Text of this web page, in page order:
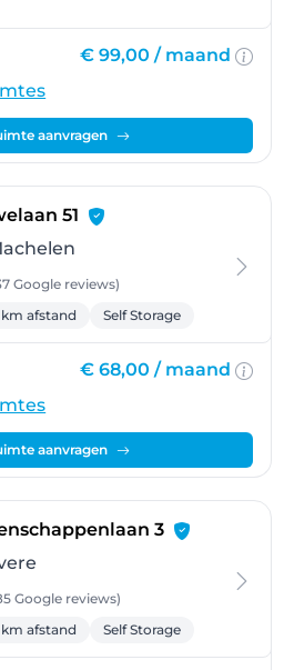
€ 99,00 / maand
aanvragen
51 - Machelen
Google reviews)
afstand
Self Storage
€ 68,00 / maand
aanvragen
3- Evere
Google reviews)
afstand
Self Storage